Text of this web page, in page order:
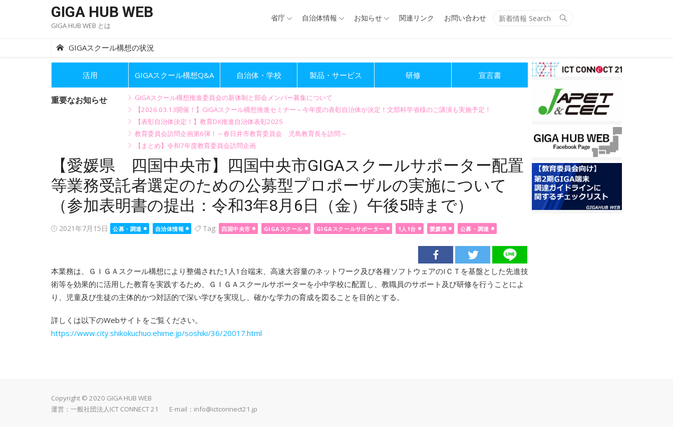
GIGA HUB WEB
GIGA HUB WEB とは
Search
省庁 自治体情報 お知らせ 関連リンク お問い合わせ
GIGAスクール構想の状況
活用 GIGAスクール構想Q&A 自治体・学校 製品・サービス 研修 宣言書
重要なお知らせ
GIGAスクール構想推進委員会の新体制と部会メンバー募集について
【2026.03.13開催！】GIGAスクール構想推進セミナー～今年度の表彰自治体が決定！文部科学省様のご講演も実施予定！
【表彰自治体決定！】教育DX推進自治体表彰2025
教育委員会訪問企画第6弾！～春日井市教育委員会 児島教育長を訪問～
【まとめ】令和7年度教育委員会訪問企画
【愛媛県 四国中央市】四国中央市GIGAスクールサポーター配置
等業務受託者選定のための公募型プロポーザルの実施について
（参加表明書の提出：令和3年8月6日（金）午後5時まで）
Posted
2021年7月15日 公募・調達 自治体情報 Tag: 四国中央市 GIGAスクール GIGAスクールサポーター 1人1台 愛媛県 公募・調達
本業務は、ＧＩＧＡスクール構想により整備された1人1台端末、高速大容量のネットワーク及び各種ソフトウェアのIＣＴを基盤とした先進技
術等を効果的に活用した教育を実践するため、ＧＩＧＡスクールサポーターを小中学校に配置し、教職員のサポート及び研修を行うことによ
り、児童及び生徒の主体的かつ対話的で深い学びを実現し、確かな学力の育成を図ることを目的とする。
詳しくは以下のWebサイトをご覧ください。
https://www.city.shikokuchuo.ehime.jp/soshiki/36/20017.html
Copyright © 2020 GIGA HUB WEB
運営：一般社団法人ICT CONNECT 21 E-mail： info@ictconnect21.jp